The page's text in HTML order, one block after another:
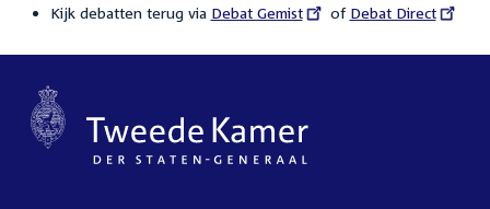
Kijk debatten terug via External
Debat Gemist of External
Debat Direct